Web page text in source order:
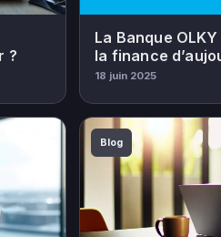
?
La Banque
la finance
18 juin 2025
Blog